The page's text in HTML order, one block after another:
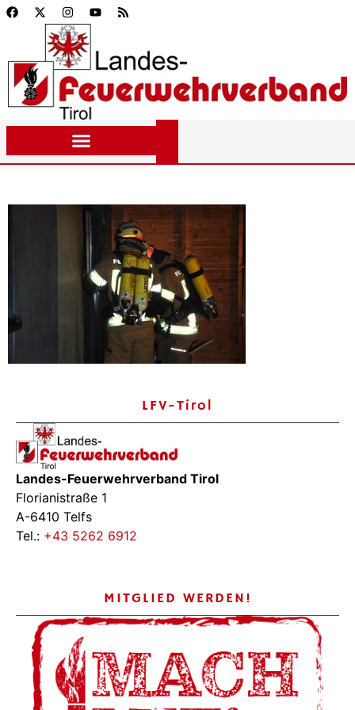
LFV-Tirol
Landes-Feuerwehrverband Tirol
Florianistraße 1
A-6410 Telfs
Tel.: +43 5262 6912
MITGLIED WERDEN!